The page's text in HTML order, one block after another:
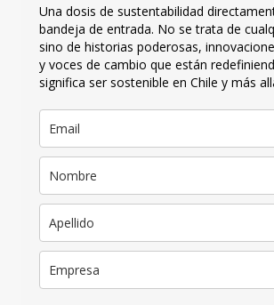
Una dosis de sustentabilidad
bandeja de entrada. No se trata de
sino de historias poderosas,
y voces de cambio que están
significa ser sostenible en Chile y más